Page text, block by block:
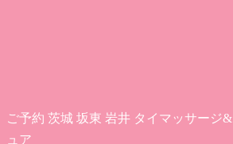
ご予約 茨城 坂東 岩井 タイマッサージ
ュア